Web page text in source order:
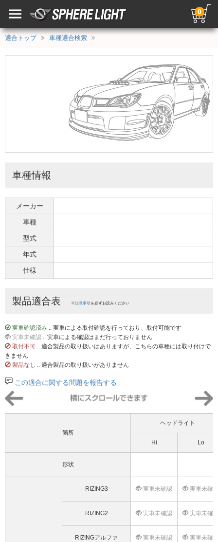
0
適合トップ 車種適合検索
車種情報
メーカー
車種
型式
年式
仕様
製品適合表 ※注意事項を必ずお読みください
実車確認済み .. 実車による取付確認を行っており、取付可能です
実車未確認 .. 実車による確認はまだ行っておりません
取付不可 .. 適合製品の取り扱いはありますが、こちらの車種には取り付けで
きません
製品なし .. 適合製品の取り扱いがありません
この適合に関する問題を報告する
箇所
ヘッドライト
Hi Lo
形状
RIZING3 実車未確認 実車未確
RIZING2 実車未確認 実車未確
RIZINGアルファ 実車未確認 実車未確